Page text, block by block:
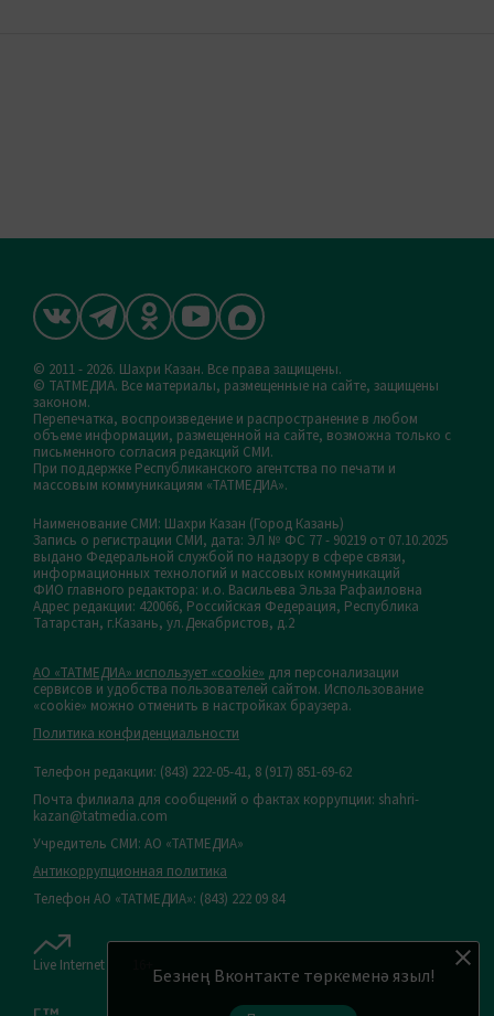
Безнең Вконтакте төркеменә языл!
© 2011 - 2026. Шахри Казан. Все права защищены.
© ТАТМЕДИА. Все материалы, размещенные на сайте, защищены
законом.
Перепечатка, воспроизведение и распространение в любом
объеме информации, размещенной на сайте, возможна только с
письменного согласия редакций СМИ.
При поддержке Республиканского агентства по печати и
массовым коммуникациям «ТАТМЕДИА».
Наименование СМИ: Шахри Казан (Город Казань)
Запись о регистрации СМИ, дата: ЭЛ № ФС 77 - 90219 от 07.10.2025
выдано Федеральной службой по надзору в сфере связи,
информационных технологий и массовых коммуникаций
ФИО главного редактора: и.о. Васильева Эльза Рафаиловна
Адрес редакции: 420066, Российская Федерация, Республика
Татарстан, г.Казань, ул.Декабристов, д.2
АО «ТАТМЕДИА» использует «cookie» для персонализации
сервисов и удобства пользователей сайтом. Использование
«cookie» можно отменить в настройках браузера.
Политика конфиденциальности
Телефон редакции: (843) 222-05-41, 8 (917) 851-69-62
Почта филиала для сообщений о фактах коррупции: shahri-
kazan@tatmedia.com
Учредитель СМИ: АО «ТАТМЕДИА»
Антикоррупционная политика
Телефон АО «ТАТМЕДИА»: (843) 222 09 84
Live Internet